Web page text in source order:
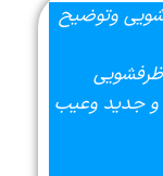
وتوضیح
و جدید وعیب